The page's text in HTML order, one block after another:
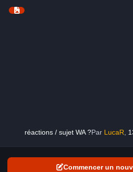
réactions / sujet WA ?Par LucaR
Commencer un